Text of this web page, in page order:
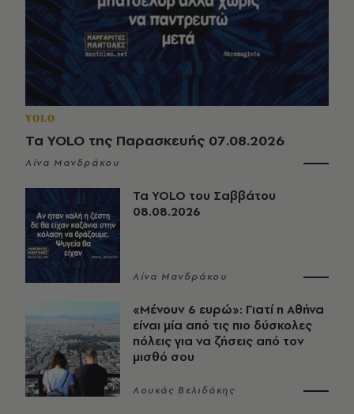
YOLO
Τα YOLO της Παρασκευής 07.08.2026
Λίνα Μανδράκου
Τα YOLO του Σαββάτου
08.08.2026
Λίνα Μανδράκου
«Μένουν 6 ευρώ»: Γιατί η Αθήνα
είναι μία από τις πιο δύσκολες
πόλεις για να ζήσεις από τον
μισθό σου
Λουκάς Βελιδάκης